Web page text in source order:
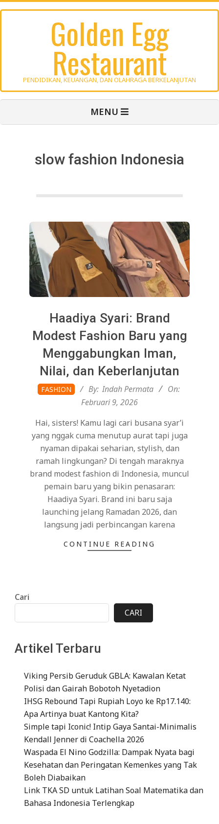
Skip
Golden Egg
Restaurant
PENDIDIKAN, KEUANGAN, DAN OLAHRAGA BERKELANJUTAN
MENU
slow fashion Indonesia
Haadiya Syari: Brand
Modest Fashion Baru yang
Menggabungkan Iman,
Nilai, dan Keberlanjutan
2026-
02-
FASHION By: Indah Permata
On:
Februari 9, 2026
Hai, sisters! Kamu lagi cari busana syar’i
yang nggak cuma menutup aurat tapi juga
nyaman dipakai seharian, stylish, dan
ramah lingkungan? Di tengah maraknya
brand modest fashion di Indonesia, muncul
pemain baru yang bikin penasaran:
Haadiya Syari. Brand ini baru saja
launching jelang Ramadan 2026, dan
langsung jadi perbincangan karena
CONTINUE READING
Cari
CARI
Artikel Terbaru
Viking Persib Geruduk GBLA: Kawalan Ketat
Polisi dan Gairah Bobotoh Nyetadion
IHSG Rebound Tapi Rupiah Loyo ke Rp17.140:
Apa Artinya buat Kantong Kita?
Simple tapi Iconic! Intip Gaya Santai-Minimalis
Kendall Jenner di Coachella 2026
Waspada El Nino Godzilla: Dampak Nyata bagi
Kesehatan dan Peringatan Kemenkes yang Tak
Boleh Diabaikan
Link TKA SD untuk Latihan Soal Matematika dan
Bahasa Indonesia Terlengkap